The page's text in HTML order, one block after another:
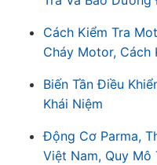
Cách Kiểm Tra
Cháy Motor, Cách
Biến Tần Điều
Khái Niệm
Động Cơ Parma,
Việt Nam, Quy Mô